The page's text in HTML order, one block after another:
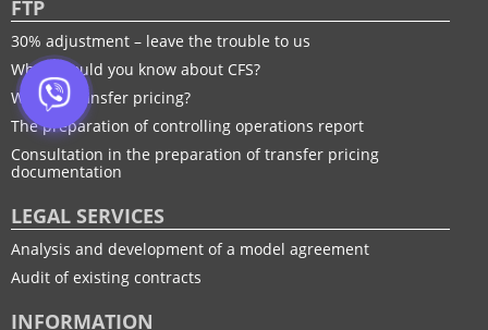
FTP
30% adjustment – leave the trouble to us
What should you know about CFS?
What is transfer pricing?
The preparation of controlling operations report
Consultation in the preparation of transfer pricing
documentation
LEGAL SERVICES
Analysis and development of a model agreement
Audit of existing contracts
INFORMATION